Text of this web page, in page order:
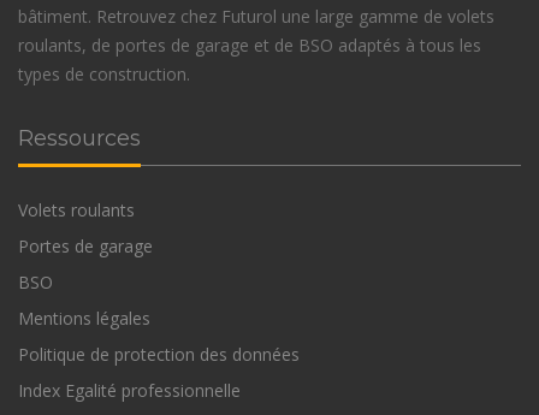
bâtiment. Retrouvez chez Futurol une large gamme de volets
roulants, de portes de garage et de BSO adaptés à tous les
types de construction.
Ressources
Volets roulants
Portes de garage
BSO
Mentions légales
Politique de protection des données
Index Egalité professionnelle